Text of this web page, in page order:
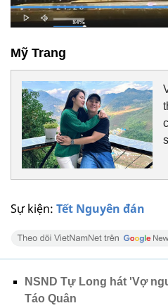
Sự kiện: Tết Nguyên đán
Mỹ Trang
NSND Tự Long hát 'Vợ
Táo Quân